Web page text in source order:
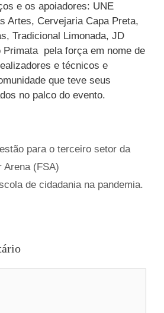
e os apoiadores: UNE
Artes, Cervejaria Capa Preta,
Tradicional Limonada, JD
Primata pela força em nome de
e técnicos e
que teve seus
no palco do evento.
para o terceiro setor da
Arena (FSA)
de cidadania na pandemia.